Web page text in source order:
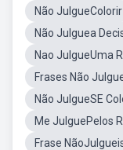
Não JulgueColorir
Não Julguea
Nao JulgueUma
Frases Não
Não JulgueSE
Me JulguePelos
Frase